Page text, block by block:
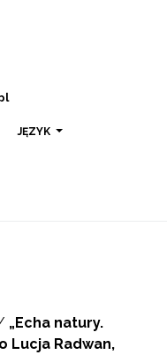
JĘZYK
„Echa natury.
Lucja Radwan,